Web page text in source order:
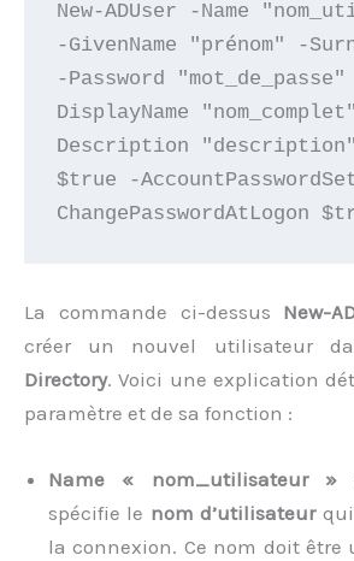
New-ADUser -Name
-GivenName "prénom" -
-Password
DisplayName
Description
$true -
La commande ci-dessus New-
créer un nouvel utilisateur
Directory. Voici une explication
paramètre et de sa fonction :
Name « nom_utilisateur »
spécifie le nom d’utilisateurqui
la connexion. Ce nom doit